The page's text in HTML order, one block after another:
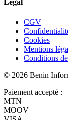
Légal
CGV
Cookies
Mentions
Conditions
© 2026 Benin
Paiement accepté :
MTN
MOOV